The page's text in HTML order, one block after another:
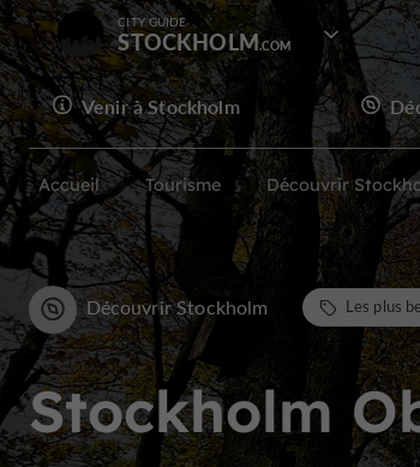
CITY GUIDE
STOCKHOLM
Venir à Stockholm
Accueil Tourisme Découvrir
Stockholm
Découvrir Stockholm Les plus